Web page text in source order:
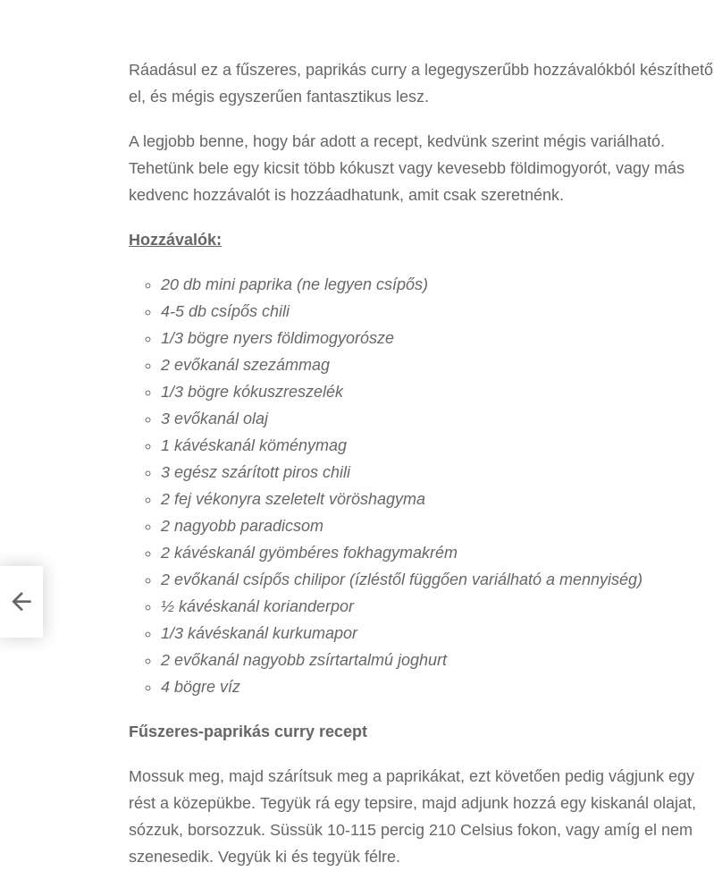
Ráadásul ez a fűszeres, paprikás curry a legegyszerűbb hozzávalókból készíthető
el, és mégis egyszerűen fantasztikus lesz.
A legjobb benne, hogy bár adott a recept, kedvünk szerint mégis variálható.
Tehetünk bele egy kicsit több kókuszt vagy kevesebb földimogyorót, vagy más
kedvenc hozzávalót is hozzáadhatunk, amit csak szeretnénk.
Hozzávalók:
20 db mini paprika (ne legyen csípős)
4-5 db csípős chili
1/3 bögre nyers földimogyorósze
2 evőkanál szezámmag
1/3 bögre kókuszreszelék
3 evőkanál olaj
1 kávéskanál köménymag
3 egész szárított piros chili
2 fej vékonyra szeletelt vöröshagyma
2 nagyobb paradicsom
2 kávéskanál gyömbéres fokhagymakrém
2 evőkanál csípős chilipor (ízléstől függően variálható a mennyiség)
½ kávéskanál korianderpor
1/3 kávéskanál kurkumapor
2 evőkanál nagyobb zsírtartalmú joghurt
4 bögre víz
Fűszeres-paprikás curry recept
Mossuk meg, majd szárítsuk meg a paprikákat, ezt követően pedig vágjunk egy
rést a közepükbe. Tegyük rá egy tepsire, majd adjunk hozzá egy kiskanál olajat,
sózzuk, borsozzuk. Süssük 10-115 percig 210 Celsius fokon, vagy amíg el nem
szenesedik. Vegyük ki és tegyük félre.